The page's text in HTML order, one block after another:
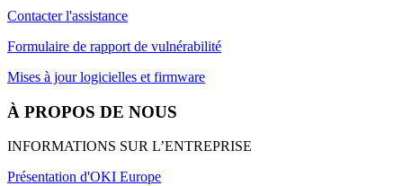
Contacter l'assistance
Formulaire de rapport de vulnérabilité
Mises à jour logicielles et firmware
À PROPOS DE NOUS
INFORMATIONS SUR L’ENTREPRISE
Présentation d'OKI Europe